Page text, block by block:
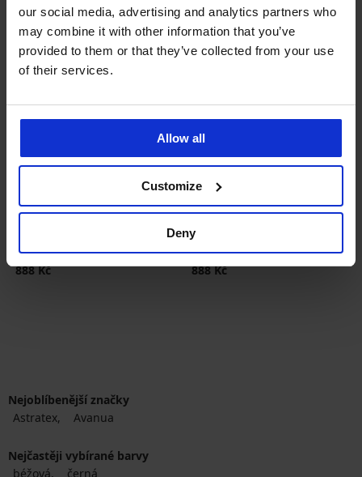
our social media, advertising and analytics partners who
may combine it with other information that you’ve
provided to them or that they’ve collected from your use
of their services.
Allow all
Customize
Deny
4
Stahovací korzet Ester
888 Kč
Stahovací korzet Ester
888 Kč
Nejoblíbenější značky
Astratex
Avanua
Nejčastěji vybírané barvy
béžová
černá